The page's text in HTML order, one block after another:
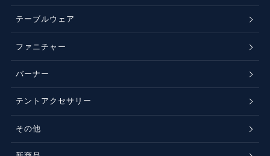
テーブルウェア
ファニチャー
バーナー
テントアクセサリー
その他